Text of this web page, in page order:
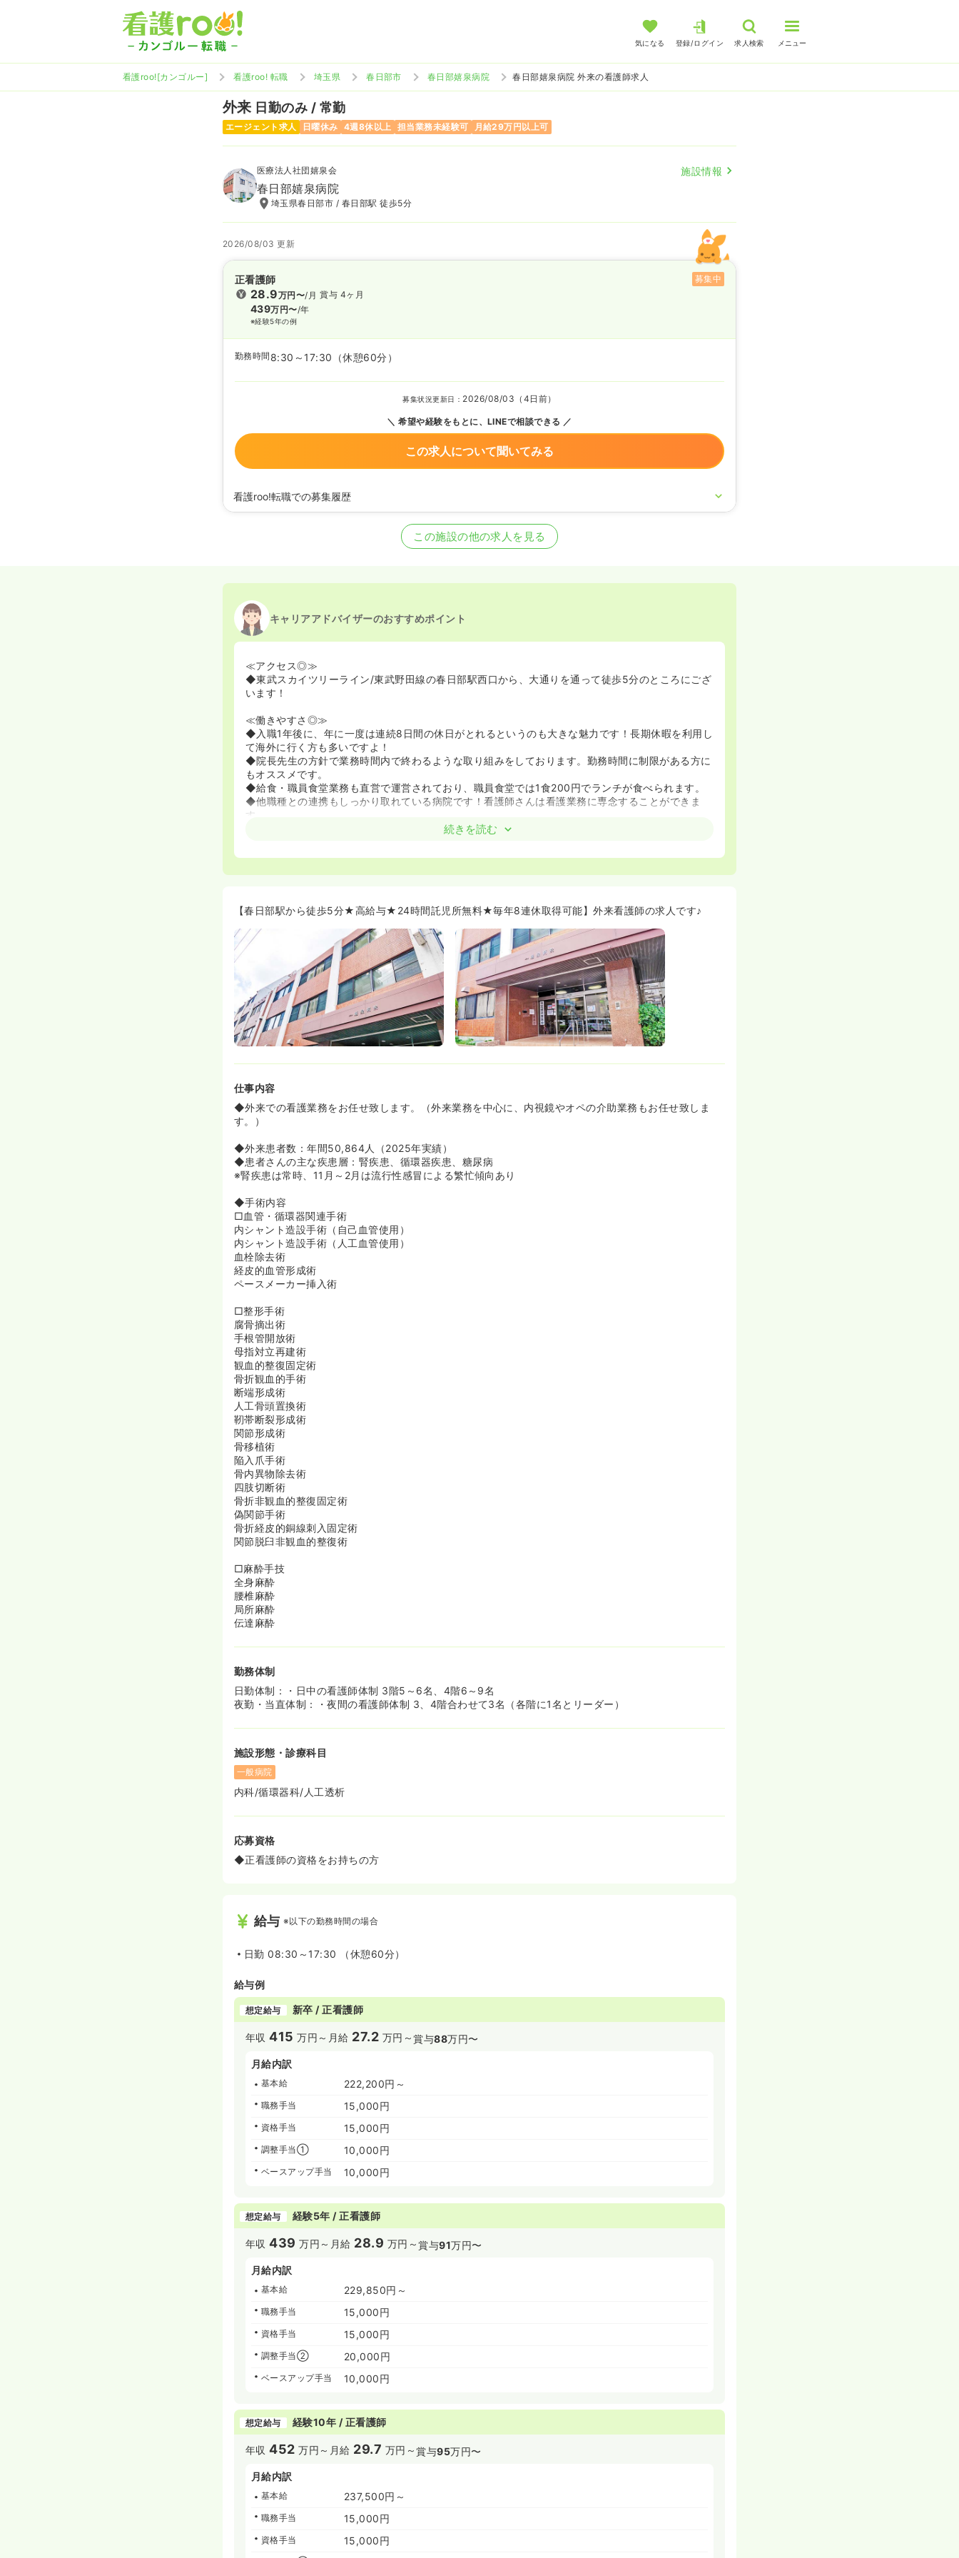
気になる 登録/ログイン 求人検索 メニュー
看護roo![カンゴルー] 看護roo! 転職 埼玉県 春日部市 春日部嬉泉病院 春日部嬉泉病院 外来の看護師求人
外来 日勤のみ / 常勤
エージェント求人 日曜休み 4週8休以上 担当業務未経験可 月給29万円以上可
医療法人社団嬉泉会 施設情報
春日部嬉泉病院
埼玉県春日部市 / 春日部駅 徒歩5分
2026/08/03 更新
正看護師 募集中
28.9万円〜/月
439万円〜/年
※経験5年の例
賞与 4ヶ月
勤務時間 8:30～17:30 （休憩60分）
募集状況更新日： 2026/08/03（4日前）
希望や経験をもとに、LINEで相談できる
この求人について聞いてみる
看護roo!転職での募集履歴
この施設の他の求人を見る
キャリアアドバイザーのおすすめポイント
≪アクセス◎≫
◆東武スカイツリーライン/東武野田線の春日部駅西口から、大通りを通って徒歩5分のところにござ
います！
≪働きやすさ◎≫
◆入職1年後に、年に一度は連続8日間の休日がとれるというのも大きな魅力です！長期休暇を利用し
て海外に行く方も多いですよ！
◆院長先生の方針で業務時間内で終わるような取り組みをしております。勤務時間に制限がある方に
もオススメです。
◆給食・職員食堂業務も直営で運営されており、職員食堂では1食200円でランチが食べられます。
◆他職種との連携もしっかり取れている病院です！看護師さんは看護業務に専念することができま
す。
◆24時間託児所は、なんと無料でご利用頂けます！食事代を含めて近隣の託児所と比較しても圧倒
続きを読む
【春日部駅から徒歩5分★高給与★24時間託児所無料★毎年8連休取得可能】外来看護師の求人です♪
仕事内容
◆外来での看護業務をお任せ致します。（外来業務を中心に、内視鏡やオペの介助業務もお任せ致しま
す。）
◆外来患者数：年間50,864人（2025年実績）
◆患者さんの主な疾患層：腎疾患、循環器疾患、糖尿病
※腎疾患は常時、11月～2月は流行性感冒による繁忙傾向あり
◆手術内容
□血管・循環器関連手術
内シャント造設手術（自己血管使用）
内シャント造設手術（人工血管使用）
血栓除去術
経皮的血管形成術
ペースメーカー挿入術
□整形手術
腐骨摘出術
手根管開放術
母指対立再建術
観血的整復固定術
骨折観血的手術
断端形成術
人工骨頭置換術
靭帯断裂形成術
関節形成術
骨移植術
陥入爪手術
骨内異物除去術
四肢切断術
骨折非観血的整復固定術
偽関節手術
骨折経皮的銅線刺入固定術
関節脱臼非観血的整復術
□麻酔手技
全身麻酔
腰椎麻酔
局所麻酔
伝達麻酔
勤務体制
日勤体制：・日中の看護師体制 3階5～6名、4階6～9名
夜勤・当直体制：・夜間の看護師体制 3、4階合わせて3名（各階に1名とリーダー）
施設形態・診療科目
一般病院
内科/循環器科/人工透析
応募資格
◆正看護師の資格をお持ちの方
給与 ※以下の勤務時間の場合
日勤 08:30～17:30 （休憩60分）
給与例
想定給与 新卒 / 正看護師
年収415 万円～ 月給 27.2 万円～賞与88万円〜
月給内訳
基本給 222,200円～
職務手当 15,000円
資格手当 15,000円
調整手当① 10,000円
ベースアップ手当 10,000円
想定給与 経験5年 / 正看護師
年収439 万円～ 月給 28.9 万円～賞与91万円〜
月給内訳
基本給 229,850円～
職務手当 15,000円
資格手当 15,000円
調整手当② 20,000円
ベースアップ手当 10,000円
想定給与 経験10年 / 正看護師
年収452 万円～ 月給 29.7 万円～賞与95万円〜
月給内訳
基本給 237,500円～
職務手当 15,000円
資格手当 15,000円